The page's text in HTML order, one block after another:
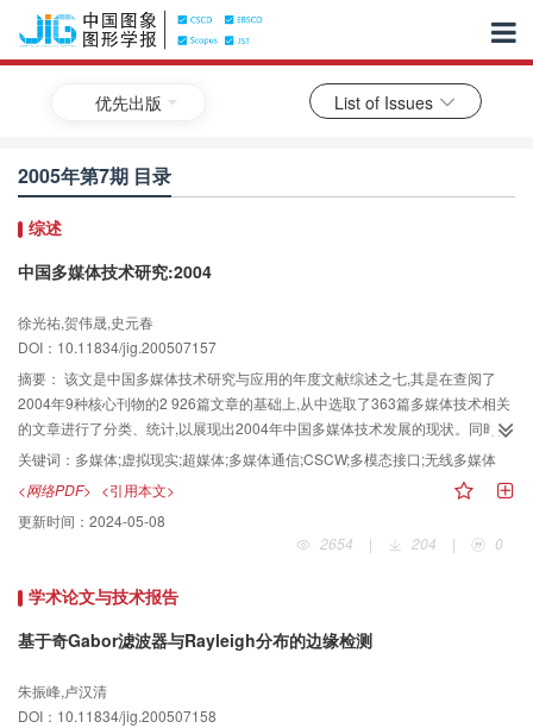
优先出版 List of Issues
2005年第7期 目录
综述
中国多媒体技术研究:2004
徐光祐,贺伟晟,史元春
DOI：10.11834/jig.200507157
摘要： 该文是中国多媒体技术研究与应用的年度文献综述之七,其是在查阅了
2004年9种核心刊物的2 926篇文章的基础上,从中选取了363篇多媒体技术相关
的文章进行了分类、统计,以展现出2004年中国多媒体技术发展的现状。同时,通
过对比前4年的统计结果可以看到,数字水印、虚拟现实、多模态接口、多媒体信
息检索、服务质量保证、计算机支持的协同工作、地理信息系统和数字地球等
这些国际热门技术在国内也受到了高度的重视。该文还对5年来中国多媒体技术
文献统计结果做了比较,从中可清楚地看到多媒体技术,尤其是热点技术的发展过
程和发展趋势。该文不仅给从事多媒体技术研究与应用的人员提供了一个很好
关键词： 多媒体;虚拟现实;超媒体;多媒体通信;CSCW;多模态接口;无线多媒体
<网络PDF> <引用本文>
更新时间： 2024-05-08
2654
| 204 | 0
学术论文与技术报告
基于奇Gabor滤波器与Rayleigh分布的边缘检测
朱振峰,卢汉清
DOI：10.11834/jig.200507158